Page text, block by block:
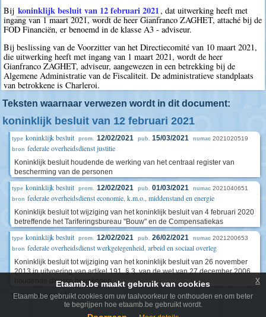
Bij koninklijk besluit van 12 februari 2021, dat uitwerking heeft met
ingang van 1 maart 2021, wordt de heer Gianfranco ZAGHET, attaché bij de
FOD Financiën, er benoemd in de klasse A3 - adviseur.
Bij beslissing van de Voorzitter van het Directiecomité van 10 maart 2021,
die uitwerking heeft met ingang van 1 maart 2021, wordt de heer
Gianfranco ZAGHET, adviseur, aangewezen in een betrekking bij de
Algemene Administratie van de Fiscaliteit. De administratieve standplaats
van betrokkene is Charleroi.
Teksten waarnaar verwezen wordt in dit document:
koninklijk besluit van 12 februari 2021
type koninklijk besluit prom. 12/02/2021 pub. 15/03/2021 numac 2021020519
bron federale overheidsdienst justitie
Koninklijk besluit houdende de werking van het centraal register van
bescherming van de personen
type koninklijk besluit prom. 12/02/2021 pub. 01/03/2021 numac 2021040651
bron federale overheidsdienst economie, k.m.o., middenstand en energie
Koninklijk besluit tot wijziging van het koninklijk besluit van 4 februari 2020
betreffende het Tariferingsbureau "Bouw" en de Compensatiekas
type koninklijk besluit prom. 12/02/2021 pub. 26/02/2021 numac 2021200653
bron federale overheidsdienst werkgelegenheid, arbeid en sociaal overleg
Koninklijk besluit tot wijziging van het koninklijk besluit van 26 november
2013 in uitvoering van artikel 191, § 3, van de wet van 27 december 2006
houdende diverse bepalingen
toon meer (4)
Etaamb.be maakt gebruik van cookies
Etaamb.be gebruikt cookies om uw taalvoorkeur te onthouden en om beter
te begrijpen hoe etaamb.be gebruikt wordt.
x